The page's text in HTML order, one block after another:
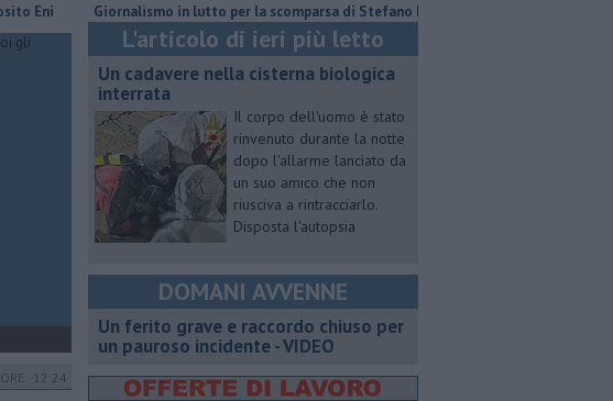
Giornalismo in lutto per la scomparsa di Stefano Marcelli
ORE 12:24
L'articolo di ieri più letto
Un cadavere nella cisterna biologica
interrata
Il corpo dell'uomo è stato
rinvenuto durante la notte
dopo l'allarme lanciato da
un suo amico che non
riusciva a rintracciarlo.
Disposta l'autopsia
DOMANI AVVENNE
Un ferito grave e raccordo chiuso per
un pauroso incidente - VIDEO